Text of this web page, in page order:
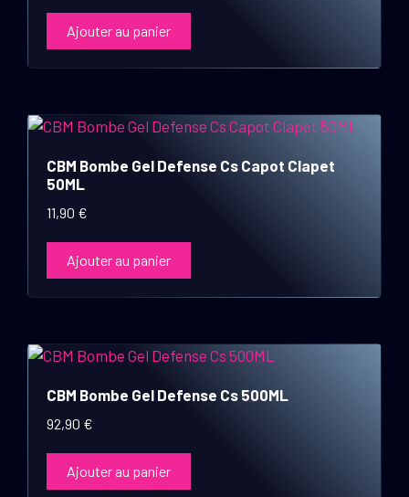
Ajouter au panier
CBM Bombe Gel Defense Cs Capot Clapet
50ML
11,90 €
Ajouter au panier
CBM Bombe Gel Defense Cs 500ML
92,90 €
Ajouter au panier